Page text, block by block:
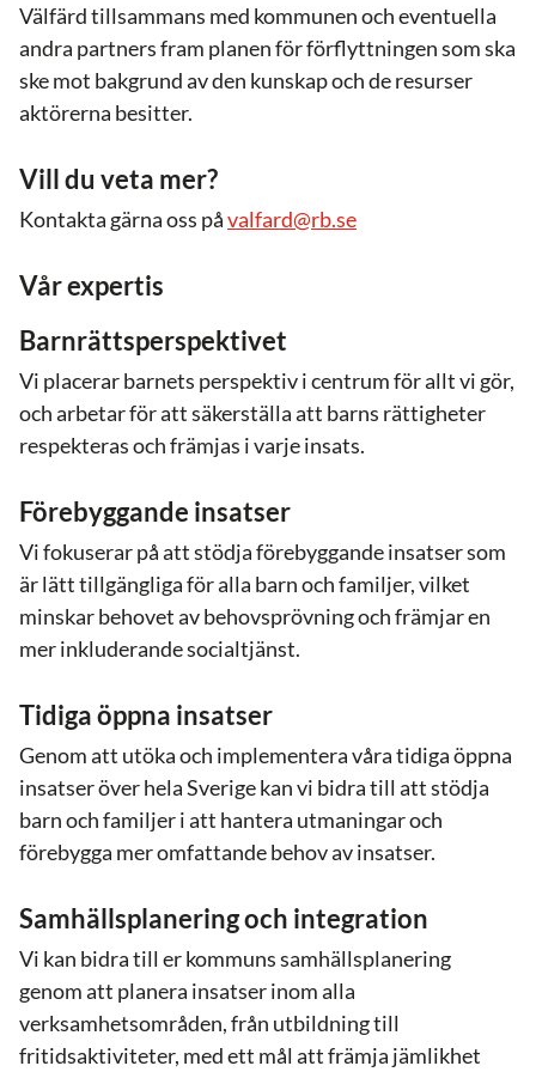
Välfärd tillsammans med kommunen och eventuella
andra partners fram planen för förflyttningen som ska
ske mot bakgrund av den kunskap och de resurser
aktörerna besitter.
Vill du veta mer?
Kontakta gärna oss påvalfard@rb.se
Vår expertis
Barnrättsperspektivet
Vi placerar barnets perspektiv i centrum för allt vi gör,
och arbetar för att säkerställa att barns rättigheter
respekteras och främjas i varje insats.
Förebyggande insatser
Vi fokuserar på att stödja förebyggande insatser som
är lätt tillgängliga för alla barn och familjer, vilket
minskar behovet av behovsprövning och främjar en
mer inkluderande socialtjänst.
Tidiga öppna insatser
Genom att utöka och implementera våra tidiga öppna
insatser över hela Sverige kan vi bidra till att stödja
barn och familjer i att hantera utmaningar och
förebygga mer omfattande behov av insatser.
Samhällsplanering och integration
Vi kan bidra till er kommuns samhällsplanering
genom att planera insatser inom alla
verksamhetsområden, från utbildning till
fritidsaktiviteter, med ett mål att främja jämlikhet